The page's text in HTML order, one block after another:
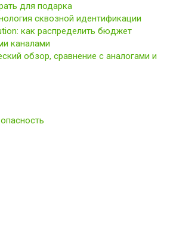
для подарка
сквозной идентификации
как распределить бюджет
каналами
обзор, сравнение с аналогами и